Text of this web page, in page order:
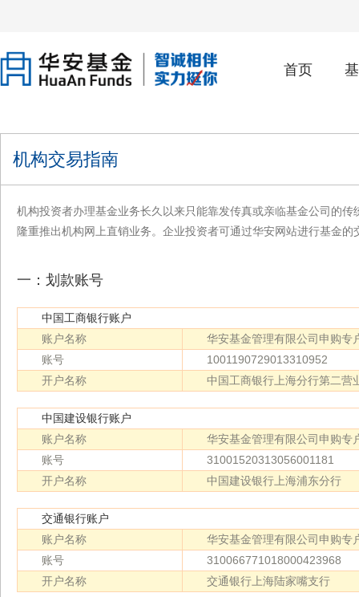
首页
机构交易指南
机构投资者办理基金业务长久以来只能靠发传真或亲临基金公司的
隆重推出机构网上直销业务。企业投资者可通过华安网站进行基金
一：划款账号
中国工商银行账户
账户名称
华安基金管理有限公司申购专
账号
1001190729013310952
开户名称
中国工商银行上海分行第二营
中国建设银行账户
账户名称
华安基金管理有限公司申购专
账号
31001520313056001181
开户名称
中国建设银行上海浦东分行
交通银行账户
账户名称
华安基金管理有限公司申购专
账号
310066771018000423968
开户名称
交通银行上海陆家嘴支行